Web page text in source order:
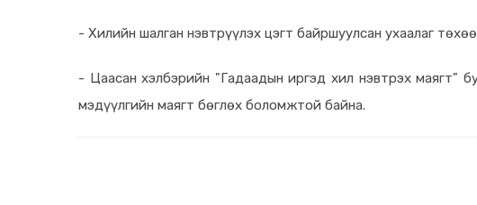
- Хилийн шалган нэвтрүүлэх цэгт байршуулсан ухаалаг
- Цаасан хэлбэрийн "Гадаадын иргэд хил нэвтрэх маягт"
мэдүүлгийн маягт бөглөх боломжтой байна.